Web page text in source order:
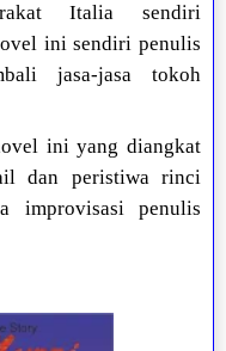
Italia sendiri
ini sendiri penulis
jasa-jasa tokoh
ini yang diangkat
dan peristiwa rinci
improvisasi penulis